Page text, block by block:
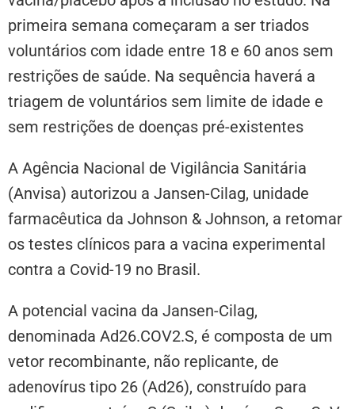
primeira semana começaram a ser triados
voluntários com idade entre 18 e 60 anos sem
restrições de saúde. Na sequência haverá a
triagem de voluntários sem limite de idade e
sem restrições de doenças pré-existentes
A Agência Nacional de Vigilância Sanitária
(Anvisa) autorizou a Jansen-Cilag, unidade
farmacêutica da Johnson & Johnson, a retomar
os testes clínicos para a vacina experimental
contra a Covid-19 no Brasil.
A potencial vacina da Jansen-Cilag,
denominada Ad26.COV2.S, é composta de um
vetor recombinante, não replicante, de
adenovírus tipo 26 (Ad26), construído para